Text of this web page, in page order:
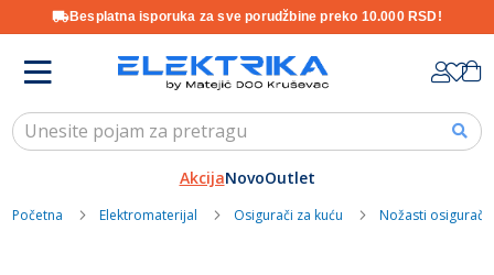
Besplatna isporuka za sve porudžbine preko 10.000 RSD!
Content
AkcijaNovoOutlet
Početna Elektromaterijal Osigurači za kuću Nožasti osigurači